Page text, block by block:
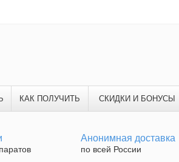
КАК ПОЛУЧИТЬ СКИДКИ И БОНУСЫ
Анонимная доставка
по всей России